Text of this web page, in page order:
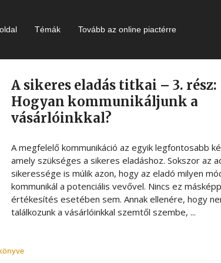
Témák Tovább az online piactérre
A sikeres eladás titkai – 3. rész:
Hogyan kommunikáljunk a
vásárlóinkkal?
A megfelelő kommunikáció az egyik legfontosabb
amely szükséges a sikeres eladáshoz. Sokszor az
sikeressége is múlik azon, hogy az eladó milyen
kommunikál a potenciális vevővel. Nincs ez
értékesítés esetében sem. Annak ellenére, hogy
találkozunk a vásárlóinkkal szemtől szembe, ...